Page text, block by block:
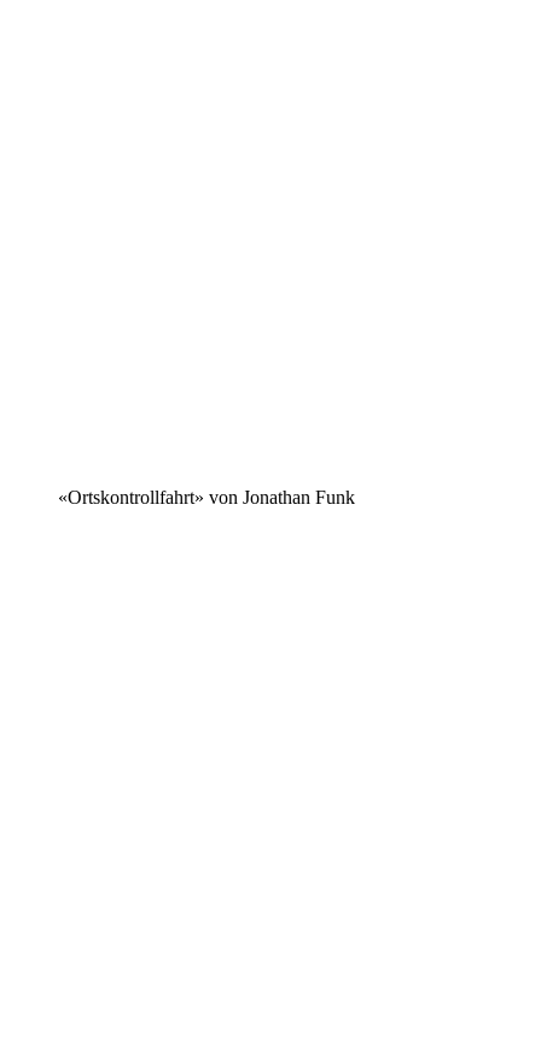
«Ortskontrollfahrt» von Jonathan Funk